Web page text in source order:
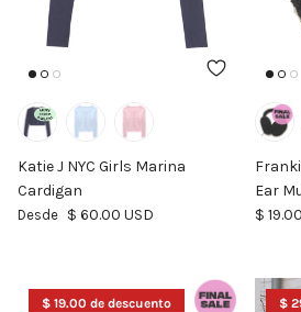
Katie J NYC Girls Marina
Cardigan
Precio normal
Desde $ 60.00 USD
Ear
$
$ 19.00 de descuento $